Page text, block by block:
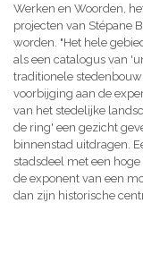
Werken en Woorden,
projecten van Stépane
worden. "Het hele
als een catalogus van
traditionele
voorbijging aan de
van het stedelijke
de ring' een gezicht
binnenstad uitdragen.
stadsdeel met een
de exponent van een
dan zijn historische